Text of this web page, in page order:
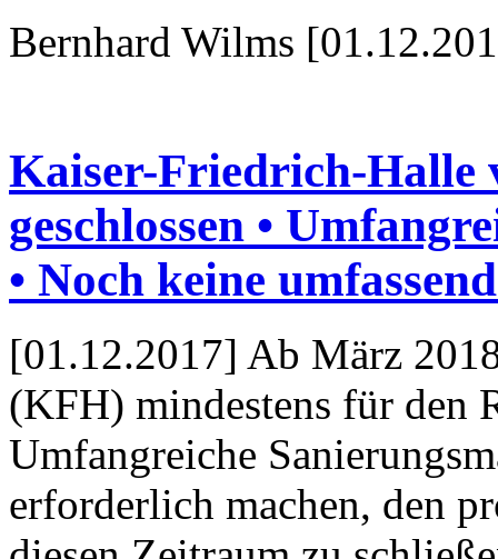
Bernhard Wilms
Kaiser-Friedrich-Halle
geschlossen •
• Noch keine
[01.12.2017] Ab März
(KFH) mindestens für den
Umfangreiche
erforderlich machen, den